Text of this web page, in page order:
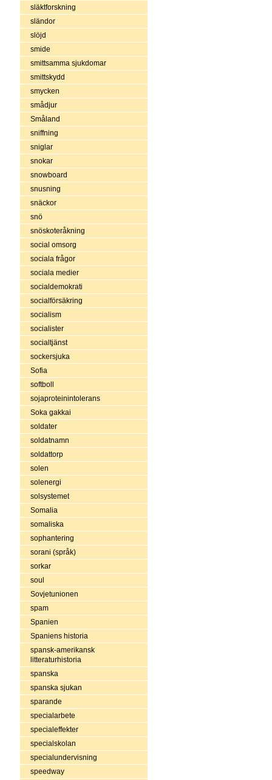
släktforskning
sländor
slöjd
smide
smittsamma sjukdomar
smittskydd
smycken
smådjur
Småland
sniffning
sniglar
snokar
snowboard
snusning
snäckor
snö
snöskoteråkning
social omsorg
sociala frågor
sociala medier
socialdemokrati
socialförsäkring
socialism
socialister
socialtjänst
sockersjuka
Sofia
softboll
sojaproteinintolerans
Soka gakkai
soldater
soldatnamn
soldattorp
solen
solenergi
solsystemet
Somalia
somaliska
sophantering
sorani (språk)
sorkar
soul
Sovjetunionen
spam
Spanien
Spaniens historia
spansk-amerikansk
litteraturhistoria
spanska
spanska sjukan
sparande
specialarbete
specialeffekter
specialskolan
specialundervisning
speedway